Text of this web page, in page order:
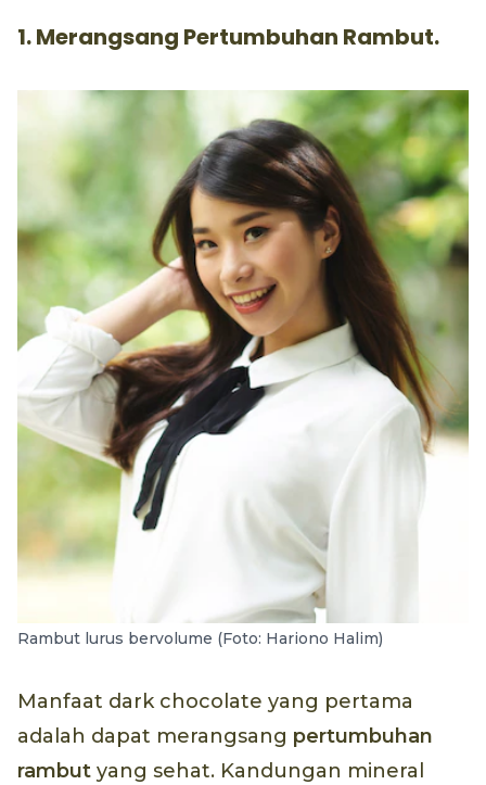
1. Merangsang Pertumbuhan Rambut.
Rambut lurus bervolume (Foto: Hariono Halim)
Manfaat dark chocolate yang pertama
adalah dapat merangsang pertumbuhan
rambut yang sehat. Kandungan mineral